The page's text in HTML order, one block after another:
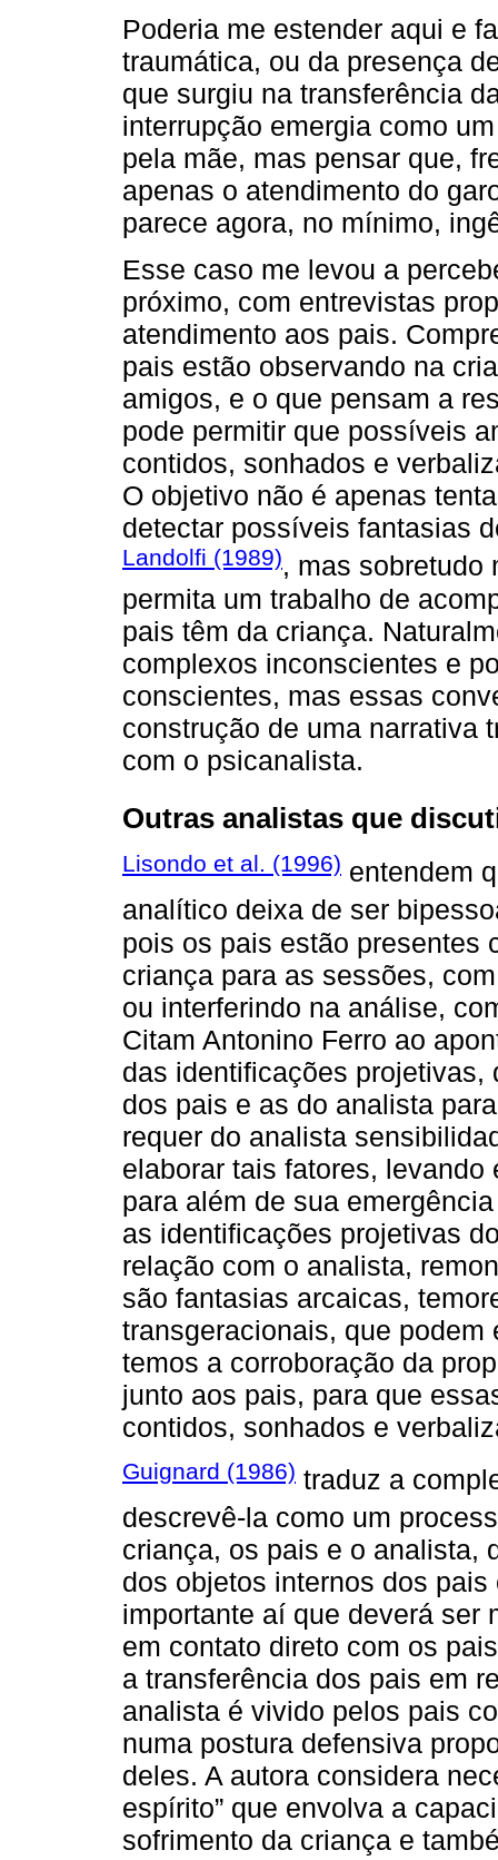
Poderia me estender aqui e
traumática, ou da presença
que surgiu na transferência
interrupção emergia como
pela mãe, mas pensar que,
apenas o atendimento do
parece agora, no mínimo,
Esse caso me levou a
próximo, com entrevistas
atendimento aos pais.
pais estão observando na
amigos, e o que pensam a
pode permitir que possíveis
contidos, sonhados e
O objetivo não é apenas
detectar possíveis fantasias
Landolfi (1989), mas sobretudo
permita um trabalho de
pais têm da criança.
complexos inconscientes e
conscientes, mas essas
construção de uma narrativa
com o psicanalista.
Outras analistas que
Lisondo et al. (1996) entendem
analítico deixa de ser
pois os pais estão presentes
criança para as sessões,
ou interferindo na análise,
Citam Antonino Ferro ao
das identificações
dos pais e as do analista
requer do analista
elaborar tais fatores,
para além de sua
as identificações projetivas
relação com o analista,
são fantasias arcaicas,
transgeracionais, que
temos a corroboração da
junto aos pais, para que
contidos, sonhados e
Guignard (1986) traduz a
descrevê-la como um
criança, os pais e o analista,
dos objetos internos dos
importante aí que deverá ser
em contato direto com os
a transferência dos pais em
analista é vivido pelos pais
numa postura defensiva
deles. A autora considera
espírito” que envolva a
sofrimento da criança e